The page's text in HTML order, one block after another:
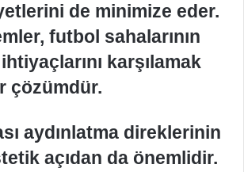
de minimize eder.
futbol sahalarının
karşılamak
çözümdür.
aydınlatma direklerinin
açıdan da önemlidir.